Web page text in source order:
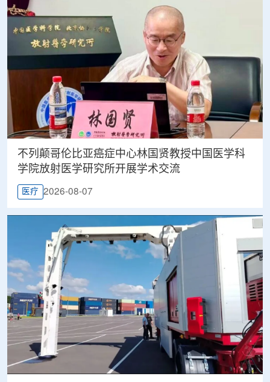
不列颠哥伦比亚癌症中心林国贤教授中国医学科
学院放射医学研究所开展学术交流
医疗 2026-08-07